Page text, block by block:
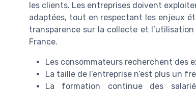
les clients. Les entreprises doivent
adaptées, tout en respectant les enjeux
transparence sur la collecte et
France.
Les consommateurs recherchent des
La taille de l’entreprise n’est plus un
La formation continue des